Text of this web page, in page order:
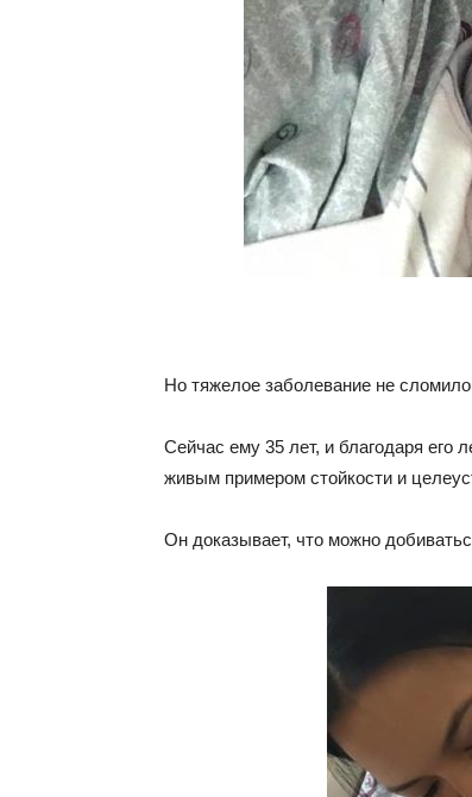
Но тяжелое заболевание не
Сейчас ему 35 лет, и благодаря его
живым примером стойкости и
Он доказывает, что можно